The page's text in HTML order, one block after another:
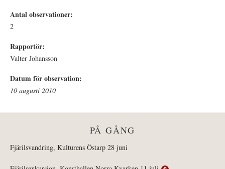
Antal observationer:
2
Rapportör:
Valter Johansson
Datum för observation:
10 augusti 2010
PÅ GÅNG
Fjärilsvandring, Kulturens Östarp 28 juni